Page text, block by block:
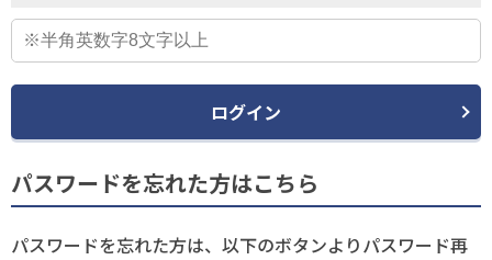
ログイン
パスワードを忘れた方はこちら
パスワードを忘れた方は、以下のボタンよりパスワード再